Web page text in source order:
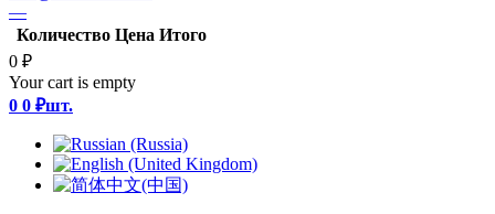
—
Количество Цена Итого
0 ₽
Your cart is empty
0 0 ₽шт.